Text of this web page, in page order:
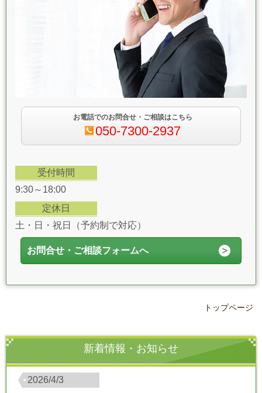
お電話でのお問合せ・ご相談はこちら
050-7300-2937
受付時間
9:30～18:00
定休日
土・日・祝日（予約制で対応）
お問合せ・ご相談フォームへ
トップページ
新着情報・お知らせ
2026/4/3